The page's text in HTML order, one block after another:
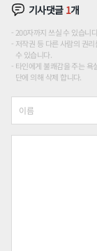
기사댓글 1개
200자까지 쓰실 수 있습니
저작권 등 다른 사람의 권
수 있습니다.
타인에게 불쾌감을 주는 욕
단에 의해 삭제 합니다.